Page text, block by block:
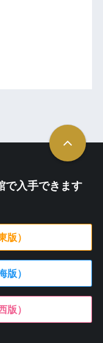
で入手できます
版）
版）
版）